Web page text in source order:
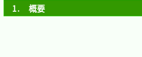
1.　概要